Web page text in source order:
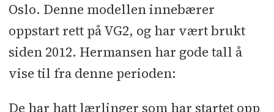
Oslo. Denne modellen innebærer
oppstart rett på VG2, og har vært brukt
siden 2012. Hermansen har gode tall å
vise til fra denne perioden:
De har hatt lærlinger som har startet opp